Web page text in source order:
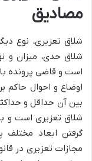
مصادیق
شلاق تعزیری، نوع
شلاق حدی، میزان و
است و قاضی پرونده
اوضاع و احوال حاکم
بین آن حداقل و
شلاق تعزیری است و
گرفتن ابعاد مختلف
مجازات تعزیری در